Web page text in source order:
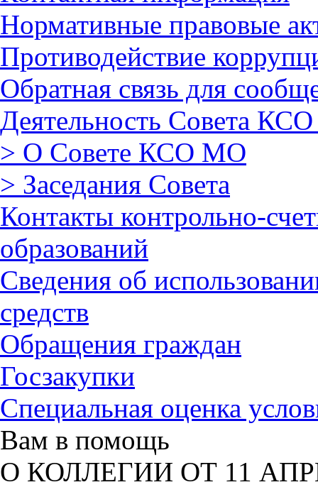
Нормативные правовые
Противодействие
Обратная связь для
Деятельность Совета
> О Совете КСО МО
> Заседания Совета
Контакты контрольно-
образований
Сведения об
средств
Обращения граждан
Госзакупки
Специальная оценка
Вам в помощь
О КОЛЛЕГИИ ОТ 11